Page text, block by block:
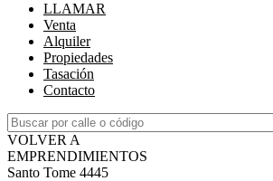
LLAMAR
Venta
Alquiler
Propiedades
Tasación
Contacto
VOLVER A
EMPRENDIMIENTOS
Santo Tome 4445